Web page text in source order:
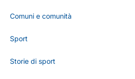
Comuni e comunità
Sport
Storie di sport